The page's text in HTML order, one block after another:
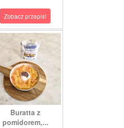
Zobacz przepis!
Buratta z
pomidorem,...